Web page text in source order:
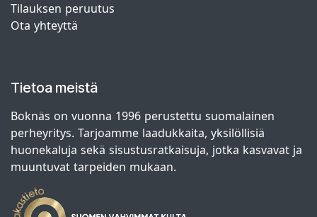
Tilauksen peruutus
Ota yhteyttä
Tietoa meistä
Boknäs on vuonna 1996 perustettu suomalainen
perheyritys. Tarjoamme laadukkaita, yksilöllisiä
huonekaluja sekä sisustusratkaisuja, jotka kasvavat ja
muuntuvat tarpeiden mukaan.